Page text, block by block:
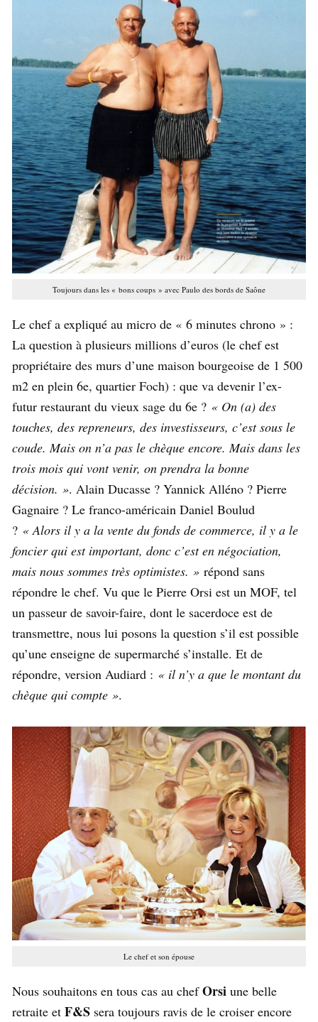
Toujours dans les « bons coups » avec Paulo des bords de Saône
Le chef a expliqué au micro de « 6 minutes chrono » :
La question à plusieurs millions d’euros (le chef est
propriétaire des murs d’une maison bourgeoise de 1 500
m2 en plein 6e, quartier Foch) : que va devenir l’ex-
futur restaurant du vieux sage du 6e ? « On (a) des
touches, des repreneurs, des investisseurs, c’est sous le
coude. Mais on n’a pas le chèque encore. Mais dans les
trois mois qui vont venir, on prendra la bonne
décision. ». Alain Ducasse ? Yannick Alléno ? Pierre
Gagnaire ? Le franco-américain Daniel Boulud
? « Alors il y a la vente du fonds de commerce, il y a le
foncier qui est important, donc c’est en négociation,
mais nous sommes très optimistes. » répond sans
répondre le chef. Vu que le Pierre Orsi est un MOF, tel
un passeur de savoir-faire, dont le sacerdoce est de
transmettre, nous lui posons la question s’il est possible
qu’une enseigne de supermarché s’installe. Et de
répondre, version Audiard : « il n’y a que le montant du
chèque qui compte ».
Le chef et son épouse
Nous souhaitons en tous cas au chefOrsi une belle
retraite et F&S sera toujours ravis de le croiser encore